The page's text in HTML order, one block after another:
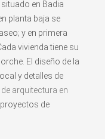
en Badia
planta baja se
y en primera
vivienda tiene su
El diseño de la
y detalles de
arquitectura en
de